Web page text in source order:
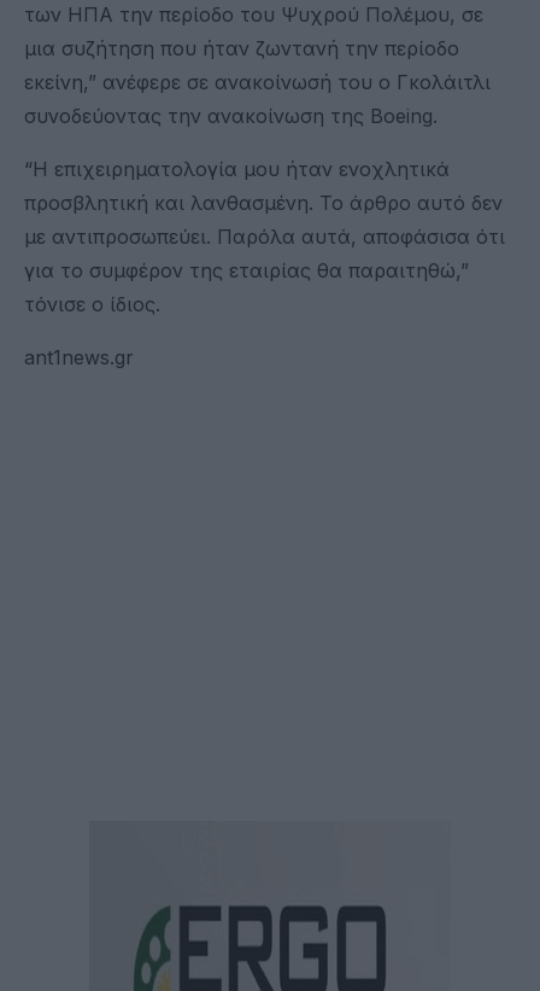
των ΗΠΑ την περίοδο του Ψυχρού Πολέμου, σε
μια συζήτηση που ήταν ζωντανή την περίοδο
εκείνη,” ανέφερε σε ανακοίνωσή του ο Γκολάιτλι
συνοδεύοντας την ανακοίνωση της Boeing.
“Η επιχειρηματολογία μου ήταν ενοχλητικά
προσβλητική και λανθασμένη. Το άρθρο αυτό δεν
με αντιπροσωπεύει. Παρόλα αυτά, αποφάσισα ότι
για το συμφέρον της εταιρίας θα παραιτηθώ,”
τόνισε ο ίδιος.
ant1news.gr